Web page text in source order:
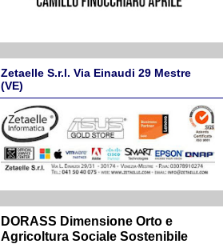
Zetaelle S.r.l. Via Einaudi 29 Mestre
(VE)
DORASS Dimensione Orto e
Agricoltura Sociale Sostenibile